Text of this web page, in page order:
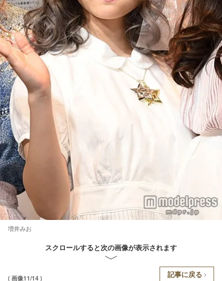
増井みお
スクロールすると次の画像が表示されます
( 画像11/14 ) 記事に戻る